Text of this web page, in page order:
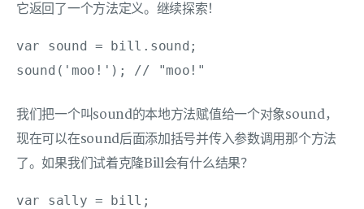
它返回了一个方法定义。继续探索！
var sound = bill.sound;
sound('moo!'); // "moo!"
我们把一个叫sound的本地方法赋值给一个对象sound，
现在可以在sound后面添加括号并传入参数调用那个方法
了。如果我们试着克隆Bill会有什么结果？
var sally = bill;